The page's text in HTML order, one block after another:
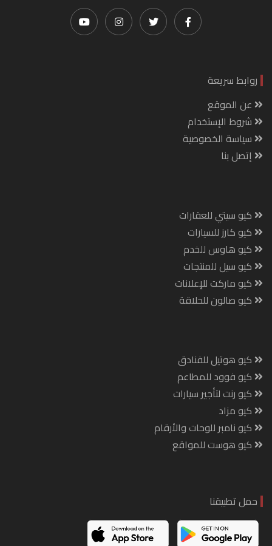
روابط سريعة
عن الموقع
شروط الإستخدام
سياسة الخصوصية
إتصل بنا
كيو سيتي للعقارات
كيو كارز للسيارات
كيو هاوس للخدم
كيو سيل للمنتجات
كيو ماركت للإعلانات
كيو صالون للحلاقة
كيو هوتيل للفنادق
كيو فوود للمطاعم
كيو رنت لتأجير سيارات
كيو مزاد
كيو نامبر للوحات والأرقام
كيو هوست للمواقع
حمل تطبيقنا